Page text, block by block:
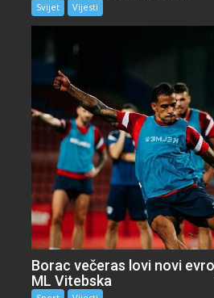
Svijet Vijesti
Borac večeras lovi novi
ML Vitebska